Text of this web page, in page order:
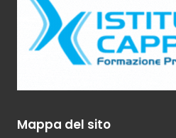
Mappa del sito